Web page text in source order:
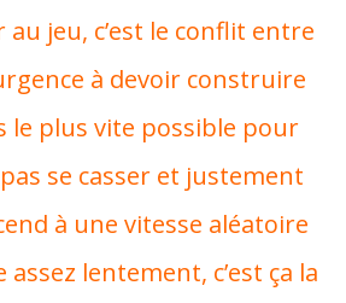
jeu, c’est le conflit entre
à devoir construire
le plus vite possible pour
se casser et justement
à une vitesse aléatoire
lentement, c’est ça la